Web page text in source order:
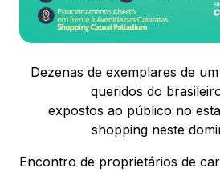
Chamar Uber
(45) 3939-0000
WhatsApp
Dezenas de exemplares de
queridos do
expostos ao público no
shopping neste
Encontro de proprietários de